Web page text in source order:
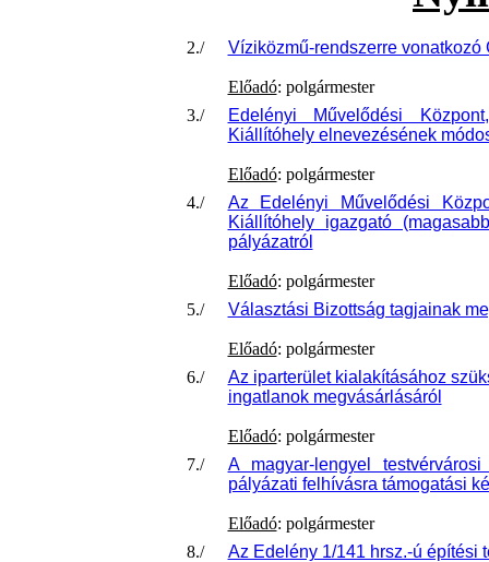
2./ Víziközmű-rendszerre
Előadó: polgármester
3./
Edelényi Művelődési
Kiállítóhely elnevezésének
Előadó: polgármester
4./
Az Edelényi Művelődési
Kiállítóhely igazgató
pályázatról
Előadó: polgármester
5./
Választási Bizottság tagjainak
Előadó: polgármester
6./
Az iparterület kialakításához
ingatlanok megvásárlásáról
Előadó: polgármester
7./
A magyar-lengyel
pályázati felhívásra támogatási
Előadó: polgármester
8./
Az Edelény 1/141 hrsz.-ú építési